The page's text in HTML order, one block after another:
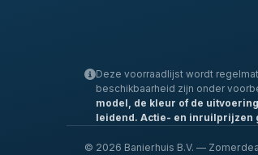
Deze voorraadlijst wordt
beschikbaarheid zijn onder
model, de kleur of de
leidend. Actie- en inruilprijzen
© 2026 Banierhuis B.V. —